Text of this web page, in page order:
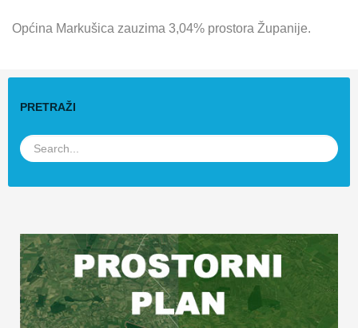
Općina Markušica zauzima 3,04% prostora Županije.
PRETRAŽI